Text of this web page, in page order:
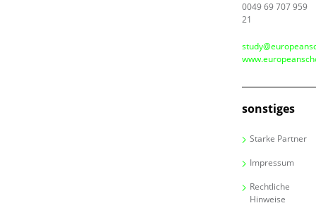
0049 69 707 959
21
sonstiges
Starke Partner
Impressum
Rechtliche
Hinweise